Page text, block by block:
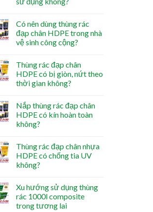
Có nên dùng thùng rác
đạp chân HDPE trong nhà
vệ sinh công cộng?
Thùng rác đạp chân
HDPE có bị giòn, nứt theo
thời gian không?
Nắp thùng rác đạp chân
HDPE có kín hoàn toàn
không?
Thùng rác đạp chân nhựa
HDPE có chống tia UV
không?
Xu hướng sử dụng thùng
rác 1000l composite
trong tương lai